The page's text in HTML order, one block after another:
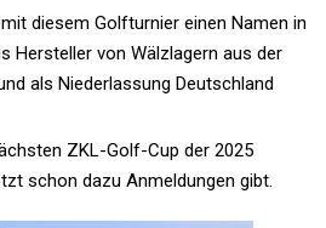
diesem Golfturnier einen Namen in
Hersteller von Wälzlagern aus der
als Niederlassung Deutschland
ZKL-Golf-Cup der 2025
schon dazu Anmeldungen gibt.